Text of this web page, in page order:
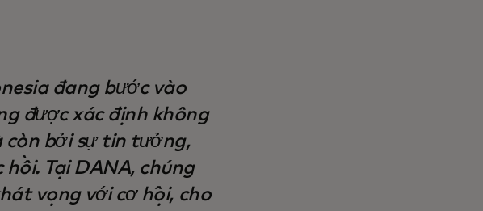
đang bước vào
được xác định không
còn bởi sự tin tưởng,
Tại DANA, chúng
vọng với cơ hội, cho